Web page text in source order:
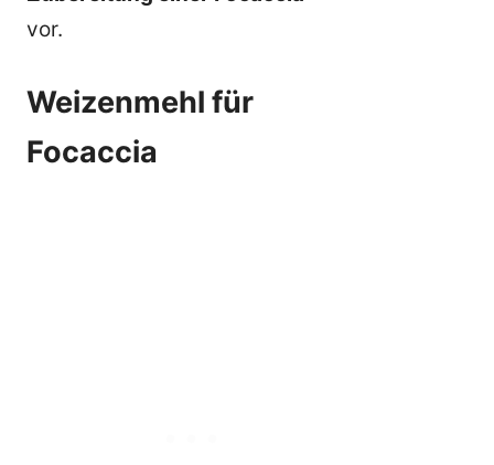
vor.
Weizenmehl für
Focaccia